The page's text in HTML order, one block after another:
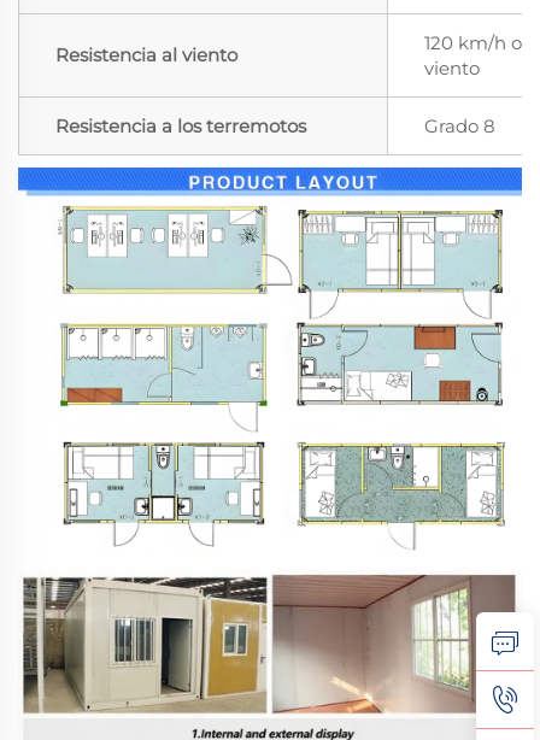
Resistencia al viento
120 km/h o
viento
Resistencia a los terremotos Grado 8